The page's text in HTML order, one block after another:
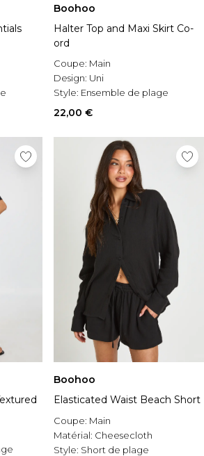
Boohoo
Halter Top and Maxi Skirt Co-
ord
Coupe: Main
Design: Uni
Style: Ensemble de plage
22,00 €
Boohoo
Elasticated Waist Beach Short
Coupe: Main
Matérial: Cheesecloth
Style: Short de plage